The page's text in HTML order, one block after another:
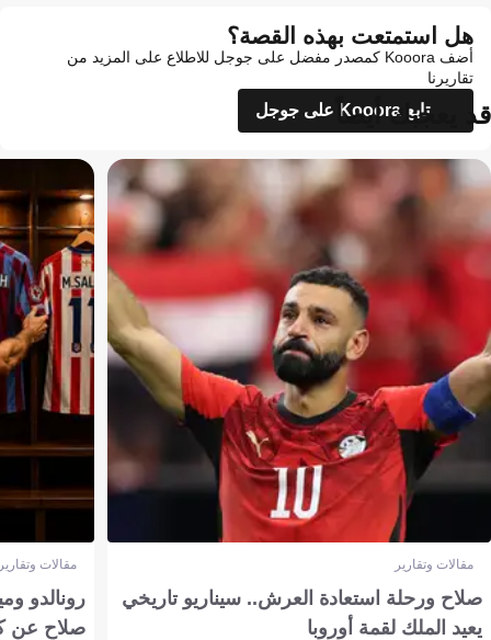
هل استمتعت بهذه القصة؟
أضف Kooora كمصدر مفضل على جوجل للاطلاع على المزيد من
تقاريرنا
تابع Kooora على جوجل
قد يعجبك أيضاً
مقالات وتقارير
صلاح ورحلة استعادة العرش.. سيناريو تاريخي
يعيد الملك لقمة أوروبا
مقالات
رونالدو
صلاح عن